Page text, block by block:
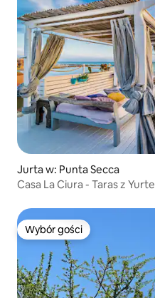
Jurta w: Punta Secca
Casa La Ciura - Taras z Yurte
Wybór gości
Wybór gości